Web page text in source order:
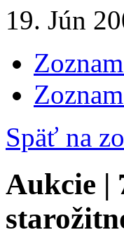
19. Jún
Späť na
Aukcie |